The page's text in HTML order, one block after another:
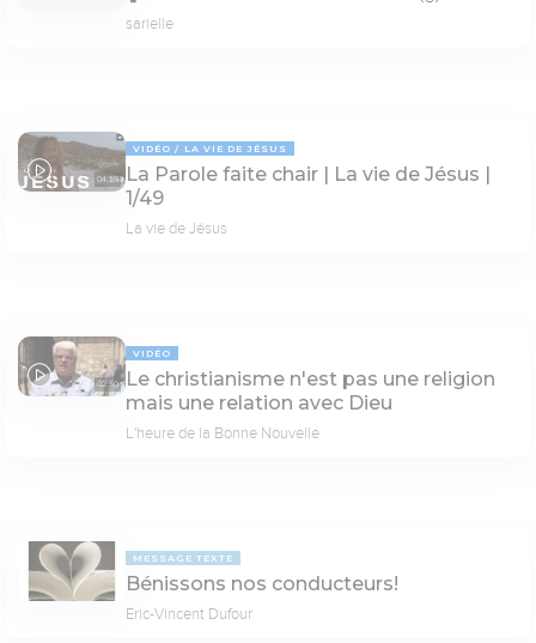
sarielle
04:35
VIDÉO LA VIE DE JÉSUS
La Parole faite chair | La vie de Jésus |
1/49
La vie de Jésus
02:50
VIDÉO
Le christianisme n'est pas une religion
mais une relation avec Dieu
L'heure de la Bonne Nouvelle
MESSAGE TEXTE
Bénissons nos conducteurs!
Eric-Vincent Dufour